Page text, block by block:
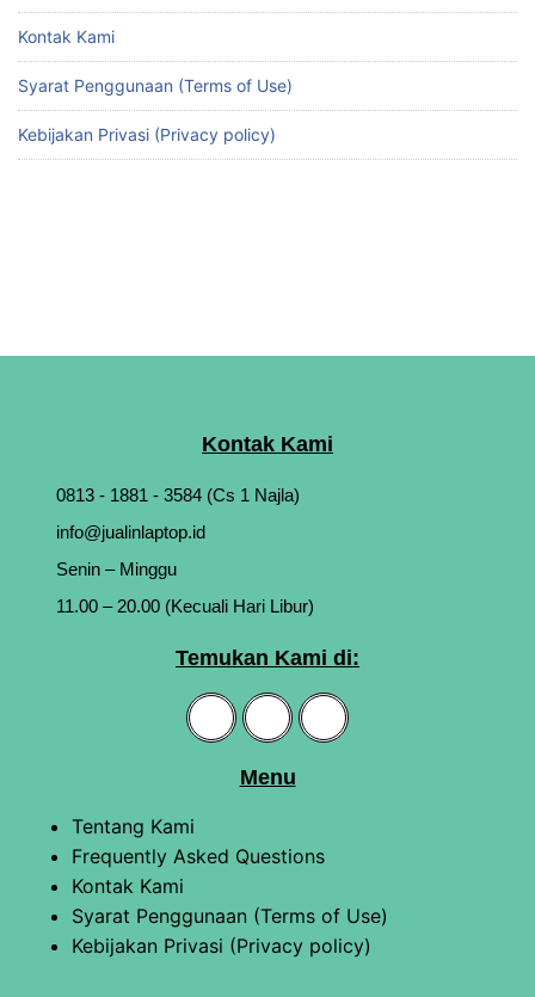
Kontak Kami
Syarat Penggunaan (Terms of Use)
Kebijakan Privasi (Privacy policy)
Kontak Kami
0813 - 1881 - 3584 (Cs 1 Najla)
info@jualinlaptop.id
Senin – Minggu
11.00 – 20.00 (Kecuali Hari Libur)
Temukan Kami di:
Menu
Tentang Kami
Frequently Asked Questions
Kontak Kami
Syarat Penggunaan (Terms of Use)
Kebijakan Privasi (Privacy policy)